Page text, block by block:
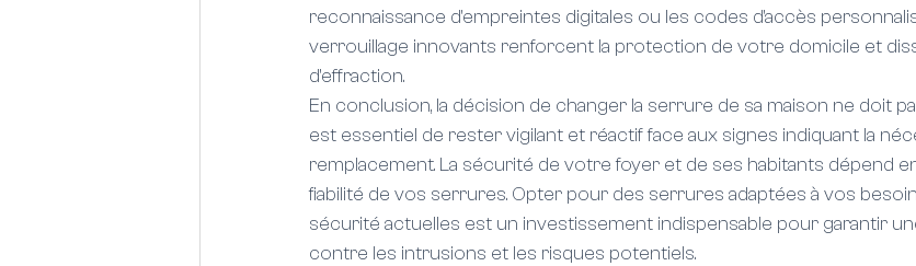
reconnaissance d'empreintes digitales ou les codes d'accès
verrouillage innovants renforcent la protection de votre domicile et
d'effraction.
En conclusion, la décision de changer la serrure de sa maison ne doit
est essentiel de rester vigilant et réactif face aux signes indiquant la
remplacement. La sécurité de votre foyer et de ses habitants dépend
fiabilité de vos serrures. Opter pour des serrures adaptées à vos
sécurité actuelles est un investissement indispensable pour garantir
contre les intrusions et les risques potentiels.